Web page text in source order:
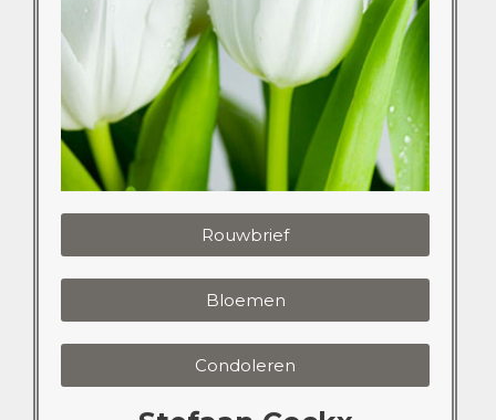
Rouwbrief
Bloemen
Condoleren